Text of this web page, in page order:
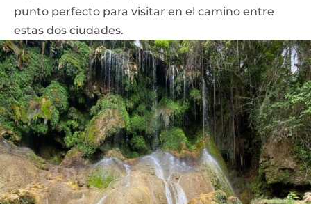
punto perfecto para visitar en el camino entre
estas dos ciudades.